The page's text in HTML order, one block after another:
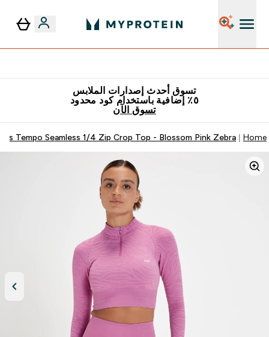
تسوق أحدث إصدارات الملابس
٥٪ إضافية باستخدام كود محدود
تسوق الآن
Home
Tempo Seamless 1/4 Zip Crop Top - Blossom Pink Zebra